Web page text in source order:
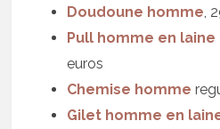
Doudoune homme,
Pull homme en
euros
Chemise homme
Gilet homme en